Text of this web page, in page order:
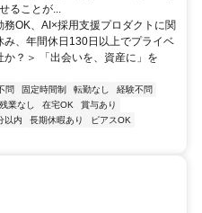
ることが...
OK、AI×採用支援プロダクトに関
、年間休日130日以上でプライベ
？＞ 「出会いを、資産に」を
問 固定時間制 転勤なし
経験不問
残業なし 在宅OK
賞与あり
以内 長期休暇あり
ピアスOK